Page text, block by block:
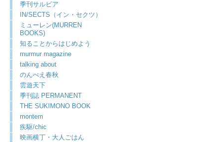
季刊サルビア
IN/SECTS（イン・セクツ）
ミューレン(MURREN
BOOKS)
知ることからはじめよう
murmur magazine
talking about
のんべえ春秋
雲遊天下
季刊誌 PERMANENT
THE SUKIMONO BOOK
montem
疾駆/chic
映画横丁・大人ごはん